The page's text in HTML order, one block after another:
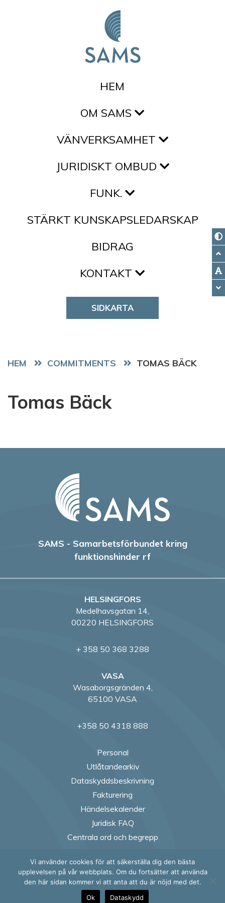
HEM
OM SAMS
VÄNVERKSAMHET
JURIDISKT OMBUD
FUNK.
STÄRKT KUNSKAPSLEDARSKAP
BIDRAG
KONTAKT
SIDKARTA
HEM COMMITMENTS TOMAS BÄCK
Tomas Bäck
SAMS - Samarbetsförbundet kring
funktionshinder rf
HELSINGFORS
Medelhavsgatan 14,
00220 HELSINGFORS
+ 358 50 368 3288
VASA
Wasaborgsgränden 4,
65100 VASA
+358 50 4318 888
Personal
Utlåtandearkiv
Dataskyddsbeskrivning
Fakturering
Händelsekalender
Juridisk FAQ
Centrala ord och begrepp
Follow us on
Follow us on
Follow
Vi använder cookies för att säkerställa dig den bästa
upplevelsen på vår webbplats. Om du fortsätter att använda
den här sidan kommer vi att anta att du är nöjd med det.
Ok
Dataskydd